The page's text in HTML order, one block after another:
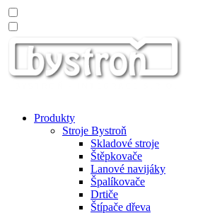
Produkty
Stroje Bystroň
Skladové stroje
Štěpkovače
Lanové navijáky
Špalíkovače
Drtiče
Štípače dřeva